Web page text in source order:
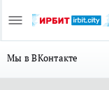
Мы в ВКонтакте